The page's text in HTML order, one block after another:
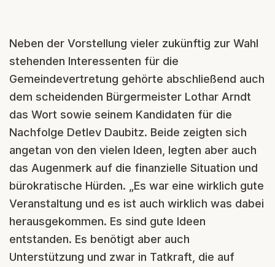
Neben der Vorstellung vieler zukünftig zur Wahl
stehenden Interessenten für die
Gemeindevertretung gehörte abschließend auch
dem scheidenden Bürgermeister Lothar Arndt
das Wort sowie seinem Kandidaten für die
Nachfolge Detlev Daubitz. Beide zeigten sich
angetan von den vielen Ideen, legten aber auch
das Augenmerk auf die finanzielle Situation und
bürokratische Hürden. „Es war eine wirklich gute
Veranstaltung und es ist auch wirklich was dabei
herausgekommen. Es sind gute Ideen
entstanden. Es benötigt aber auch
Unterstützung und zwar in Tatkraft, die auf